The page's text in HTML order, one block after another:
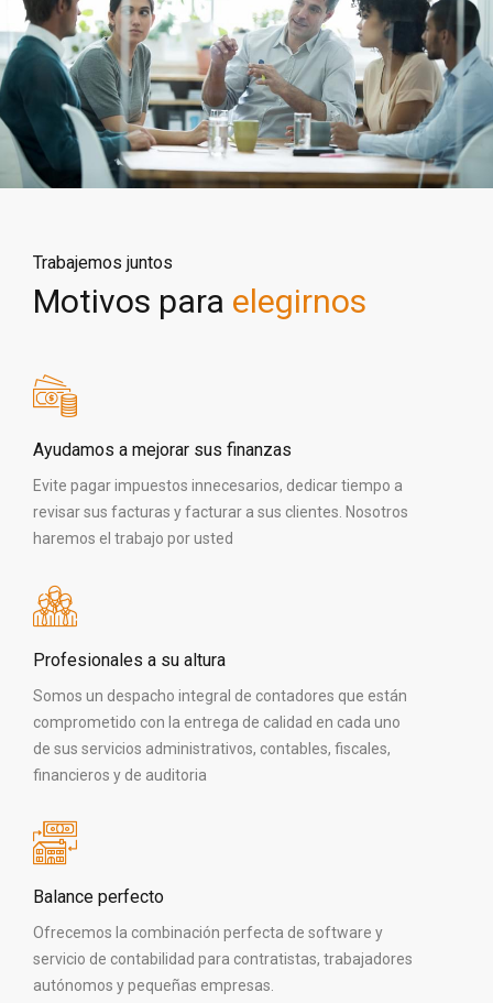
Trabajemos juntos
Motivos para elegirnos
Ayudamos a mejorar sus finanzas
Evite pagar impuestos innecesarios, dedicar tiempo a
revisar sus facturas y facturar a sus clientes. Nosotros
haremos el trabajo por usted
Profesionales a su altura
Somos un despacho integral de contadores que están
comprometido con la entrega de calidad en cada uno
de sus servicios administrativos, contables, fiscales,
financieros y de auditoria
Balance perfecto
Ofrecemos la combinación perfecta de software y
servicio de contabilidad para contratistas, trabajadores
autónomos y pequeñas empresas.